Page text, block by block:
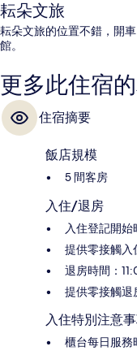
耘朵文旅
耘朵文旅的位置不錯，開
館。
更多此住宿
住宿摘要
飯店規模
5 間客房
入住/退房
入住登記開
提供零接觸入
退房時間：
提供零接觸退
入住特別注意
櫃台每日服